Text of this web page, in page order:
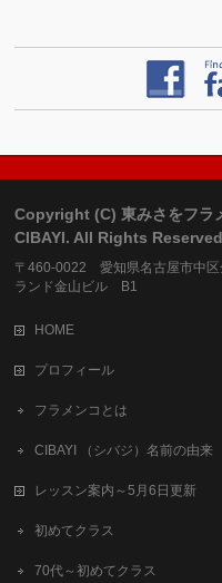
Copyright (C) 東みさをフラ
CIBAYI. All Rights
〒460-0022 愛知県名古屋市中
ランド金山ビル B1
HOME
プロフィール
フラメンコとは
CIBAYI （シバジ）名前の由来
レッスン案内～5月6日更新
初めてクラス
70代～初めてクラス